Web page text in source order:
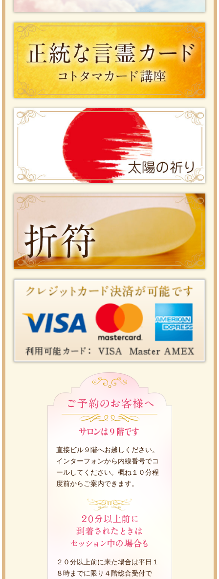
直接ビル９階へお越しください。
インターフォンから内線番号でコ
ールしてください。概ね１０分程
度前からご案内できます。
２０分以上前に来た場合は平日１
８時までに限り４階総合受付で